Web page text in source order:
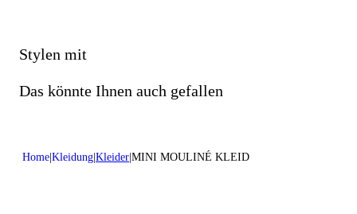
Nicht mit Chlor behandeln
Schonend chemisch reinigen mit Tetrachlorethylen
Stylen mit
Das könnte Ihnen auch gefallen
Home Kleidung Kleider MINI MOULINÉ KLEID